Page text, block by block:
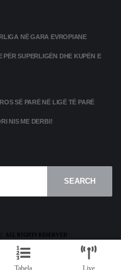
NË GARA EVROPIANE
SUPERLIGËN DHE KUPËN E
SË PARË NË LIGË TË PARË
NIS ME DERBI!
SEARCH
ALL RIGHTS RESERVED
TERMS AND CONDITIONS
Tabela Live